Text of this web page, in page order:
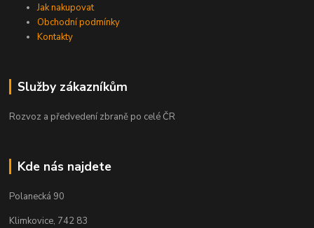
Jak nakupovat
Obchodní podmínky
Kontakty
Služby zákazníkům
Rozvoz a předvedení zbraně po celé ČR
Kde nás najdete
Polanecká 90
Klimkovice, 742 83